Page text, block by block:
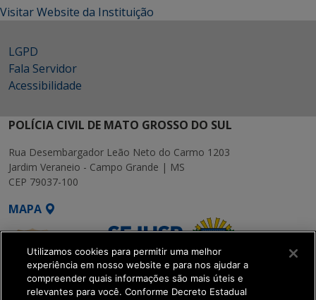
Visitar Website da Instituição
LGPD
Fala Servidor
Acessibilidade
POLÍCIA CIVIL DE MATO GROSSO DO SUL
Rua Desembargador Leão Neto do Carmo 1203
Jardim Veraneio - Campo Grande | MS
CEP 79037-100
MAPA
Utilizamos cookies para permitir uma melhor
experiência em nosso website e para nos ajudar a
compreender quais informações são mais úteis e
relevantes para você. Conforme Decreto Estadual